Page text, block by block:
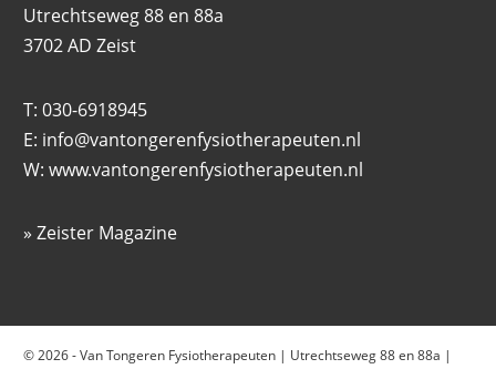
Utrechtseweg 88 en 88a
3702 AD Zeist
T: 030-6918945
E: info@vantongerenfysiotherapeuten.nl
W: www.vantongerenfysiotherapeuten.nl
» Zeister Magazine
© 2026 - Van Tongeren Fysiotherapeuten | Utrechtseweg 88 en 88a |